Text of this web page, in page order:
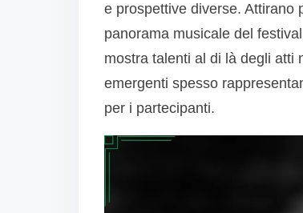
e prospettive diverse. Attirano
panorama musicale del
mostra talenti al di là degli atti
emergenti spesso
per i partecipanti.